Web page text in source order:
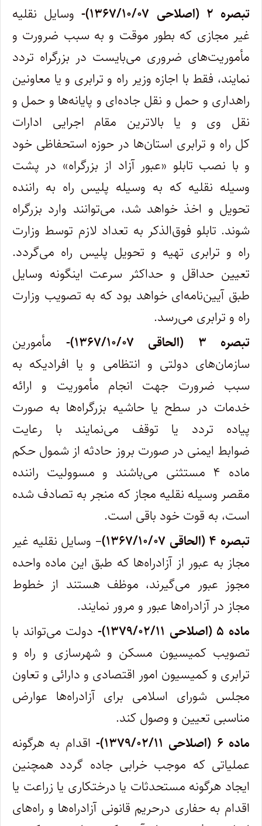
تبصره ۲ (اصلاحی ۱۳۶۷/۱۰/۰۷)-
وسایل نقلیه
غیر مجازی که بطور موقت و به سبب ضرورت و
مأموریت‌های ضروری می‌بایست در بزرگراه تردد
نمایند، فقط با اجازه وزیر‌ راه و ترابری و یا ‌معاونین
راهداری و حمل و نقل جاده‌ای و پایانه‌ها و حمل و
نقل وی و یا بالاترین مقام اجرایی ادارات
کل راه و ترابری استان‌ها در حوزه استحفاظی خود
و با نصب تابلو «‌عبور آزاد از بزرگراه» در پشت
وسیله نقلیه که به وسیله پلیس راه به راننده
تحویل و اخذ خواهد شد، می‌توانند وارد بزرگراه
شوند. تابلو فوق‌الذکر به‌ تعداد لازم توسط وزارت
راه و ترابری تهیه و تحویل پلیس راه می‌گردد.‌
تعیین حداقل و حداکثر سرعت اینگونه وسایل
طبق آیین‌نامه‌ای خواهد بود که به تصویب وزارت
راه و ترابری می‌رسد.
تبصره ۳ (الحاقی ۱۳۶۷/۱۰/۰۷)-
مأمورین
سازمان‌های دولتی و انتظامی و یا افرادیکه به
سبب ضرورت جهت انجام مأموریت و ارائه
خدمات در سطح یا حاشیه بزرگراه‌ها به صورت
پیاده تردد یا توقف می‌نمایند با رعایت
ضوابط ایمنی در صورت بروز حادثه از شمول حکم
ماده ۴ مستثنی می‌باشند و مسوولیت راننده
مقصر‌ وسیله نقلیه مجاز که منجر به تصادف شده
است، به قوت خود باقی است. ‌
تبصره ۴ (الحاقی ۱۳۶۷/۱۰/۰۷)
– وسایل نقلیه غیر
مجاز به عبور از آزادراه‌ها که طبق این ماده واحده
مجوز عبور می‌گیرند، موظف هستند از خطوط
مجاز در آزادراه‌ها عبور و مرور نمایند.
ماده ۵ (اصلاحی ۱۳۷۹/۰۲/۱۱)-
دولت می‌تواند با
تصویب کمیسیون مسکن و شهرسازی و راه و
ترابری و کمیسیون امور اقتصادی و دارائی و تعاون
مجلس شورای اسلامی برای آزادراه‌ها عوارض
مناسبی تعیین و وصول کند.
ماده ۶ (اصلاحی ۱۳۷۹/۰۲/۱۱)-
اقدام به هرگونه
عملیاتی که موجب خرابی جاده گردد همچنین
ایجاد هرگونه مستحدثات یا درختکاری یا زراعت یا
اقدام به حفاری در‌حریم قانونی آزادراه‌ها و راه‌های